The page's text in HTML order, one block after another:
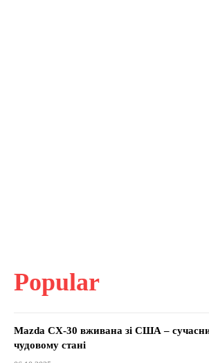
Popular
Mazda CX-30 вживана зі США –
чудовому стані